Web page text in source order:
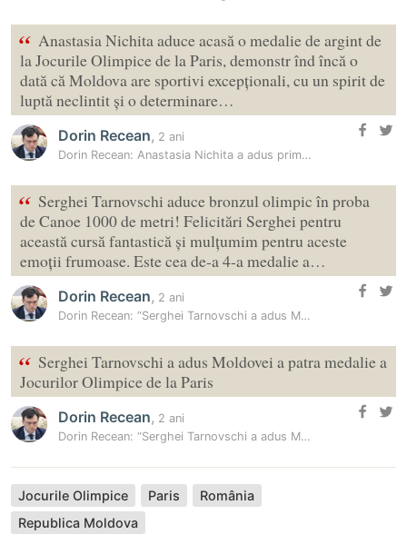
“ Anastasia Nichita aduce acasă o medalie de argint de
la Jocurile Olimpice de la Paris, demonstr înd încă o
dată că Moldova are sportivi excepționali, cu un spirit de
luptă neclintit și o determinare…
Dorin Recean, 2 ani
Dorin Recean: Anastasia Nichita a adus primul argint olimpic în…
“ Serghei Tarnovschi aduce bronzul olimpic în proba
de Canoe 1000 de metri! Felicitări Serghei pentru
această cursă fantastică și mulțumim pentru aceste
emoții frumoase. Este cea de-a 4-a medalie a…
Dorin Recean, 2 ani
Dorin Recean: “Serghei Tarnovschi a adus Moldovei a patra medalie a…
“ Serghei Tarnovschi a adus Moldovei a patra medalie a
Jocurilor Olimpice de la Paris
Dorin Recean, 2 ani
Dorin Recean: “Serghei Tarnovschi a adus Moldovei a patra medalie a…
Jocurile Olimpice Paris
România
Republica Moldova